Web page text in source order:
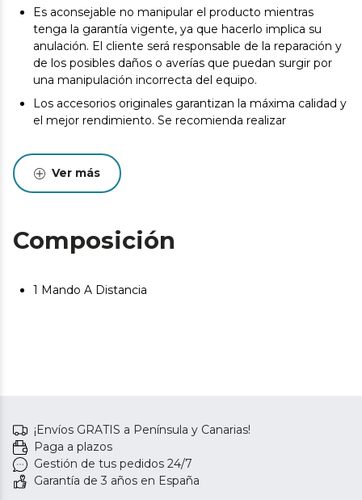
Es aconsejable no manipular el producto mientras
tenga la garantía vigente, ya que hacerlo implica su
anulación. El cliente será responsable de la reparación y
de los posibles daños o averías que puedan surgir por
una manipulación incorrecta del equipo.
Los accesorios originales garantizan la máxima calidad y
el mejor rendimiento. Se recomienda realizar
Ver más
Composición
1 Mando A Distancia
¡Envíos GRATIS a Península y Canarias!
Paga a plazos
Gestión de tus pedidos 24/7
Garantía de 3 años en España